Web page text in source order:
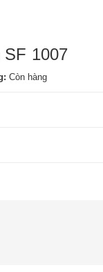
SF 1007
Còn hàng